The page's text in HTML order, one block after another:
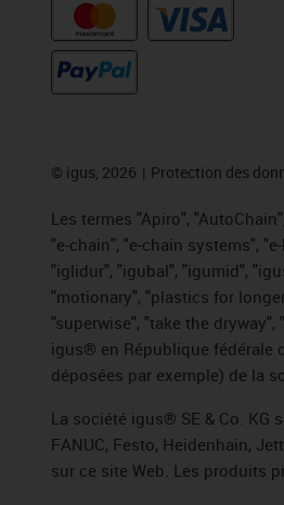
© igus, 2026 Protection des
Les termes "Apiro",
"e-chain", "e-chain systems",
"iglidur", "igubal", "igumid",
"motionary", "plastics for
"superwise", "take the
igus® en République fédérale
déposées par exemple) de la
La société igus® SE & Co. KG
FANUC, Festo, Heidenhain,
sur ce site Web. Les produits